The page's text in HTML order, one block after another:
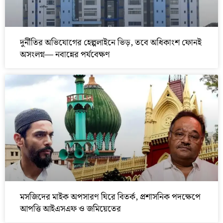
দুর্নীতির অভিযোগের হেল্পলাইনে ভিড়, তবে অধিকাংশ ফোনই
অসংলগ্ন— নবান্নের পর্যবেক্ষণ
মসজিদের মাইক অপসারণ ঘিরে বিতর্ক, প্রশাসনিক পদক্ষেপে
আপত্তি আইএসএফ ও জমিয়েতের